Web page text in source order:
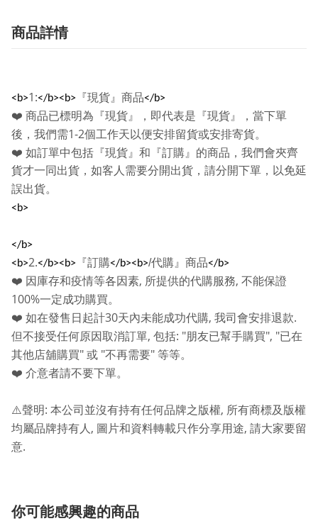
商品詳情
<b>1:</b><b> 『現貨』商品</b>
❤️ 商品已標明為『現貨』，即代表是『現貨』，當下單
後，我們需1-2個工作天以便安排留貨或安排寄貨。
❤️ 如訂單中包括『現貨』和『訂購』的商品，我們會夾齊
貨才一同出貨，如客人需要分開出貨，請分開下單，以免延
誤出貨。
<b>
</b>
<b>2.</b><b> 『訂購</b><b>/代購』商品</b>
❤️ 因庫存和疫情等各因素, 所提供的代購服務, 不能保證
100%一定成功購買。
❤️ 如在發售日起計30天內未能成功代購, 我司會安排退款.
但不接受任何原因取消訂單, 包括: "朋友已幫手購買", "已在
其他店舖購買" 或 "不再需要" 等等。
❤️ 介意者請不要下單。
⚠️聲明: 本公司並沒有持有任何品牌之版權, 所有商標及版權
均屬品牌持有人 , 圖片和資料轉載只作分享用途, 請大家要留
意.
你可能感興趣的商品